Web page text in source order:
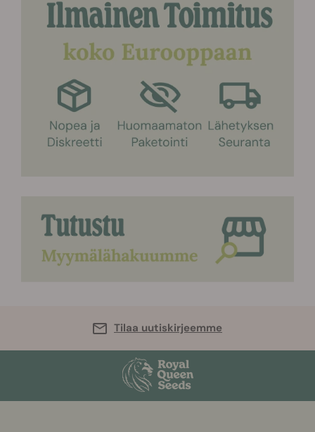
Tilaa uutiskirjeemme